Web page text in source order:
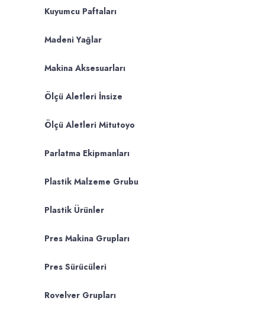
Kuyumcu Paftaları
Madeni Yağlar
Makina Aksesuarları
Ölçü Aletleri İnsize
Ölçü Aletleri Mitutoyo
Parlatma Ekipmanları
Plastik Malzeme Grubu
Plastik Ürünler
Pres Makina Grupları
Pres Sürücüleri
Rovelver Grupları